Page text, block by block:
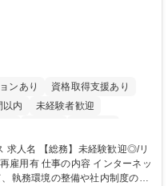
ンあり
資格取得支援あり
以内
未経験者歓迎
以内 土日祝休み 服装自由
ンターネッ
執務環境の整備や社内制度の検